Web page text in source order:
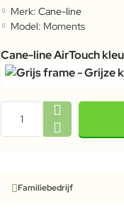
Merk: Cane-line
Model: Moments
Cane-line AirTouch
Familiebedrijf